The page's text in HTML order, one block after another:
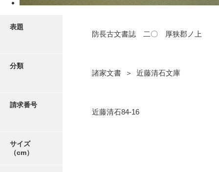
5ページ
6ページ
表題
防長古文書誌 二〇 厚狭郡ノ上
分類
諸家文書 ＞ 近藤清石文庫
請求番号
近藤清石84-16
サイズ
（cm）